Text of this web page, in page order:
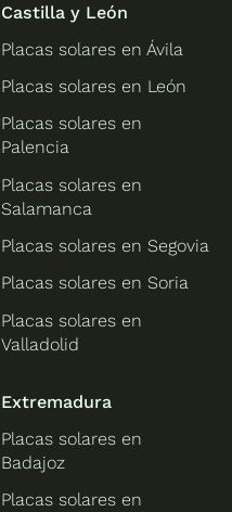
Castilla y León
Placas solares en Ávila
Placas solares en León
Placas solares en
Palencia
Placas solares en
Salamanca
Placas solares en Segovia
Placas solares en Soria
Placas solares en
Valladolid
Extremadura
Placas solares en
Badajoz
Placas solares en